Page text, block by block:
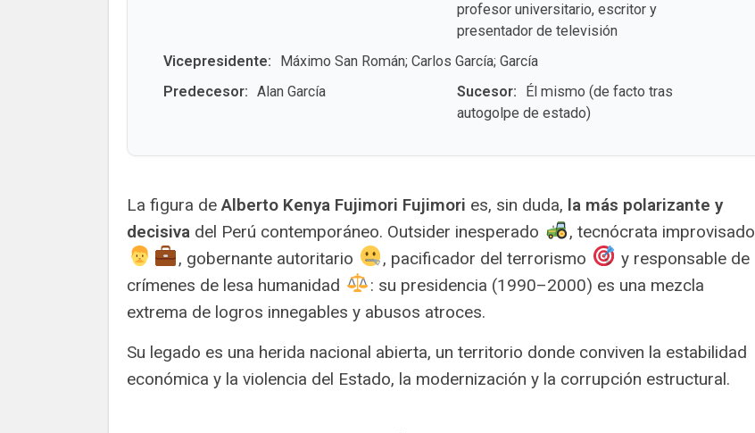
profesor universitario, escritor y
presentador de televisión
Vicepresidente:
Máximo San Román; Carlos García; García
Predecesor: Alan García Sucesor:
Él mismo (de facto tras
autogolpe de estado)
La figura deAlberto Kenya Fujimori Fujimori es, sin duda, la más polarizante y
decisiva del Perú contemporáneo. Outsider inesperado
, tecnócrata improvisado
, gobernante autoritario
, pacificador del terrorismo
y responsable de
crímenes de lesa humanidad
️: su presidencia (1990–2000) es una mezcla
extrema de logros innegables y abusos atroces.
Su legado es una herida nacional abierta, un territorio donde conviven la estabilidad
económica y la violencia del Estado, la modernización y la corrupción estructural.